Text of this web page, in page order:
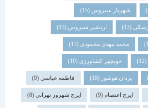
سیروس(15)
اردشیر سیروس(13)
محمد مهدی محمودی(13)
خوبچهر کشاورزی(10)
هوشور(10) فاطمه عباسی(9)
اعتصام(9) ایرج شهروز تهرانی(8)